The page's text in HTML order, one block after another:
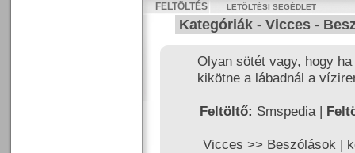
FELTÖLTÉS LETÖLTÉSI SEGÉDLET
Kategóriák - Vicces -
Olyan sötét vagy, hogy
kikötne a lábadnál a
Feltöltő: Smspedia |
Vicces >> Beszólások |